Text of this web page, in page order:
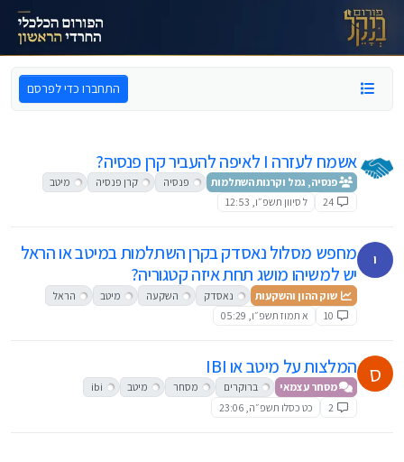
דילוג לתוכן
התחברו כדי לפרסם
אשמח לעזרה I לאיפה להעביר קרן פנסיה?
פנסיה, גמל וקרנות השתלמות פנסיה קרן פנסיה
מיטב
24
ל סיוון תשפ״ו, 12:53
י
מחפש מסלול נאסדק בקרן השתלמות במיטב או הראל
יש למשיהו מושג תחת איזה קטגוריה?
שוק ההון והשקעות נאסדק השקעה מיטב
הראל
10
א תמוז תשפ״ו, 05:29
ס המלצות על מיטב או IBI
מסחר עצמאי ברוקרים מסחר מיטב
ibi
2
כט כסלו תשפ״ה, 23:06